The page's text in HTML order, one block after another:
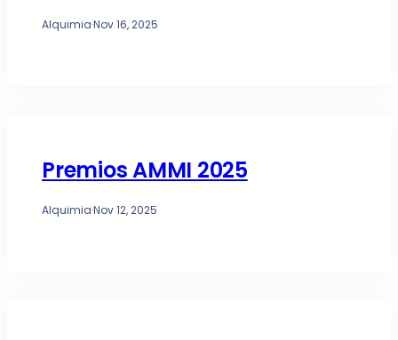
Alquimia·Nov 16, 2025
Premios AMMI 2025
Alquimia·Nov 12, 2025